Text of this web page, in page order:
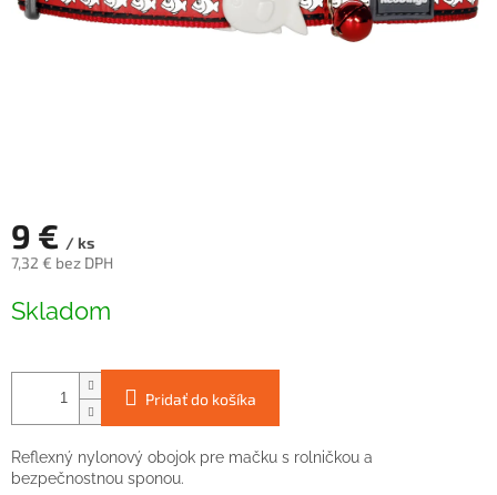
9 € / ks
7,32 € bez DPH
cena:
Skladom
Pridať do košíka
Reflexný nylonový obojok pre mačku s rolničkou a
bezpečnostnou sponou.